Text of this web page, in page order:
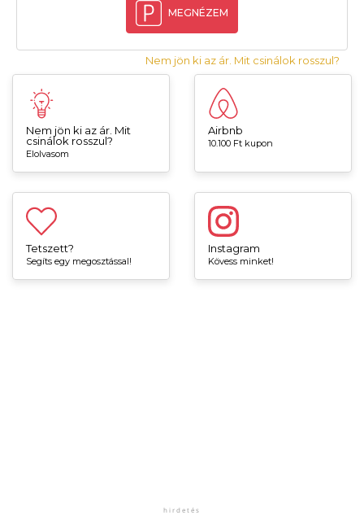
MEGNÉZEM
Nem jön ki az ár. Mit csinálok rosszul?
Nem jön ki az ár. Mit
csinálok rosszul?
Elolvasom
Airbnb
10.100 Ft kupon
Tetszett?
Segíts egy megosztással!
Instagram
Kövess minket!